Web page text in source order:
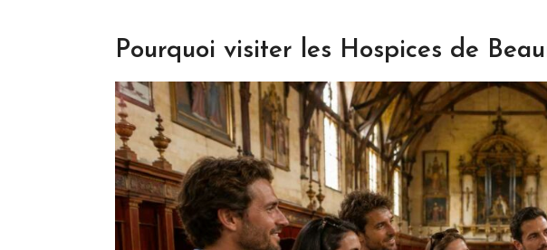
Pourquoi visiter les Hospices de